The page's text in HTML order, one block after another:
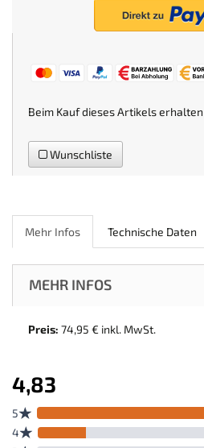
Beim Kauf dieses Artikels erhalten
Wunschliste
Mehr Infos Technische Daten
MEHR INFOS
Preis: 74,95 € inkl. MwSt.